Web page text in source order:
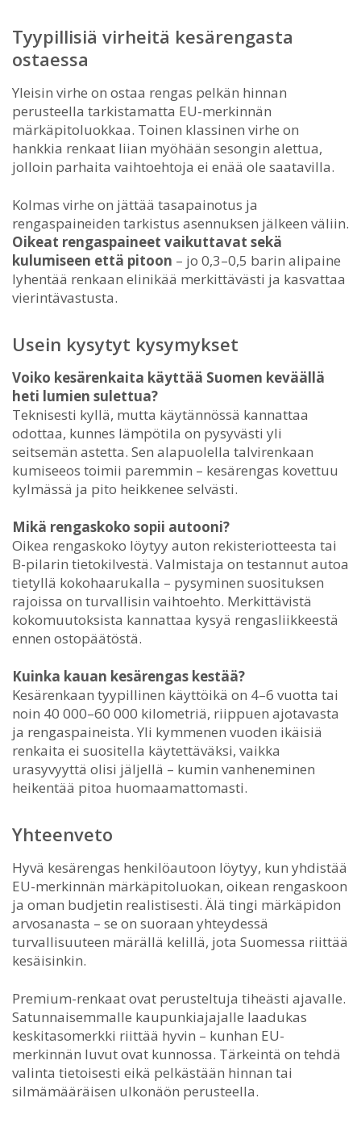
Tyypillisiä virheitä kesärengasta
ostaessa
Yleisin virhe on ostaa rengas pelkän hinnan
perusteella tarkistamatta EU-merkinnän
märkäpitoluokkaa. Toinen klassinen virhe on
hankkia renkaat liian myöhään sesongin alettua,
jolloin parhaita vaihtoehtoja ei enää ole saatavilla.
Kolmas virhe on jättää tasapainotus ja
rengaspaineiden tarkistus asennuksen jälkeen väliin.
Oikeat rengaspaineet vaikuttavat sekä
kulumiseen että pitoon – jo 0,3–0,5 barin alipaine
lyhentää renkaan elinikää merkittävästi ja kasvattaa
vierintävastusta.
Usein kysytyt kysymykset
Voiko kesärenkaita käyttää Suomen keväällä
heti lumien sulettua?
Teknisesti kyllä, mutta käytännössä kannattaa
odottaa, kunnes lämpötila on pysyvästi yli
seitsemän astetta. Sen alapuolella talvirenkaan
kumiseeos toimii paremmin – kesärengas kovettuu
kylmässä ja pito heikkenee selvästi.
Mikä rengaskoko sopii autooni?
Oikea rengaskoko löytyy auton rekisteriotteesta tai
B-pilarin tietokilvestä. Valmistaja on testannut autoa
tietyllä kokohaarukalla – pysyminen suosituksen
rajoissa on turvallisin vaihtoehto. Merkittävistä
kokomuutoksista kannattaa kysyä rengasliikkeestä
ennen ostopäätöstä.
Kuinka kauan kesärengas kestää?
Kesärenkaan tyypillinen käyttöikä on 4–6 vuotta tai
noin 40 000–60 000 kilometriä, riippuen ajotavasta
ja rengaspaineista. Yli kymmenen vuoden ikäisiä
renkaita ei suositella käytettäväksi, vaikka
urasyvyyttä olisi jäljellä – kumin vanheneminen
heikentää pitoa huomaamattomasti.
Yhteenveto
Hyvä kesärengas henkilöautoon löytyy, kun yhdistää
EU-merkinnän märkäpitoluokan, oikean rengaskoon
ja oman budjetin realistisesti. Älä tingi märkäpidon
arvosanasta – se on suoraan yhteydessä
turvallisuuteen märällä kelillä, jota Suomessa riittää
kesäisinkin.
Premium-renkaat ovat perusteltuja tiheästi ajavalle.
Satunnaisemmalle kaupunkiajajalle laadukas
keskitasomerkki riittää hyvin – kunhan EU-
merkinnän luvut ovat kunnossa. Tärkeintä on tehdä
valinta tietoisesti eikä pelkästään hinnan tai
silmämääräisen ulkonäön perusteella.